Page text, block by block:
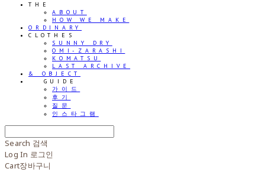
THE
ABOUT
HOW WE MAKE
ORDINARY
CLOTHES
SUNNY DRY
OMI-ZARASHI
KOMATSU
LAST ARCHIVE
& OBJECT
⠀⠀GUIDE
가이드
후기
질문
인스타그램
Search 검색
Log In 로그인
Cart장바구니